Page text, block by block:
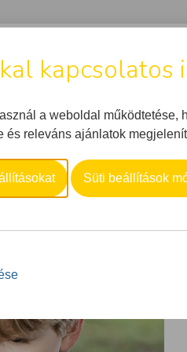
MIKROBIOM
kapcsolatos
a weboldal
és releváns ajánlatok
Süti beállítások